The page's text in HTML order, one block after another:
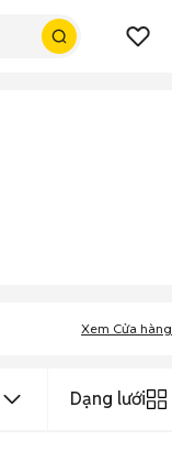
Xem Cửa hàng
Dạng lưới